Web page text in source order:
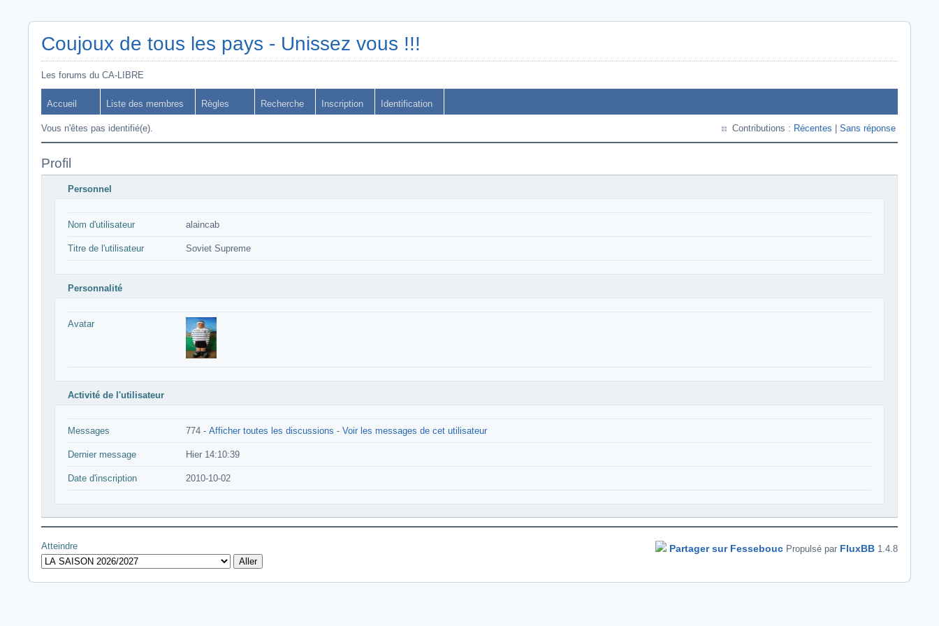
Coujoux de tous les pays - Unissez vous !!!
Les forums du CA-LIBRE
Accueil Liste des membres Règles Recherche Inscription Identification
Vous n'êtes pas identifié(e). Contributions : Récentes Sans réponse
Profil
Personnel
Nom d'utilisateur alaincab
Titre de l'utilisateur Soviet Supreme
Personnalité
Avatar
Activité de l'utilisateur
Messages 774 - Afficher toutes les discussions - Voir les messages de cet utilisateur
Dernier message Hier 14:10:39
Date d'inscription 2010-10-02
Atteindre Partager sur Fessebouc Propulsé par FluxBB 1.4.8